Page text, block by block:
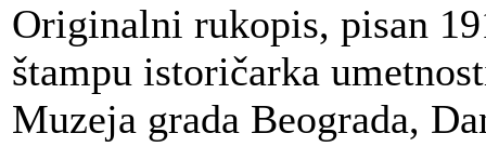
Originalni rukopis, pisan
štampu istoričarka
Muzeja grada Beograda,